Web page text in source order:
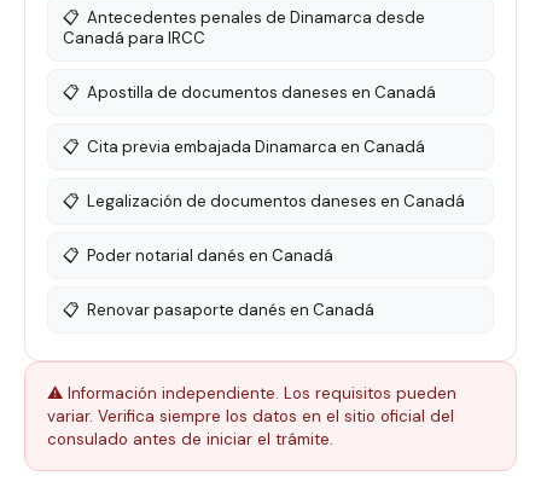
📋 Antecedentes penales de Dinamarca desde
Canadá para IRCC
📋 Apostilla de documentos daneses en Canadá
📋 Cita previa embajada Dinamarca en Canadá
📋 Legalización de documentos daneses en Canadá
📋 Poder notarial danés en Canadá
📋 Renovar pasaporte danés en Canadá
⚠️ Información independiente. Los requisitos pueden
variar. Verifica siempre los datos en el sitio oficial del
consulado antes de iniciar el trámite.